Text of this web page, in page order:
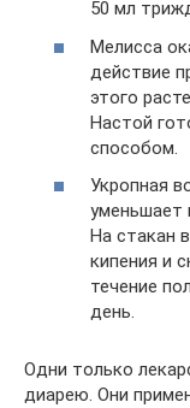
50 мл
Мелисса
действие
этого
Настой
способом.
Укропная
уменьшает
На стакан
кипения и
течение
день.
Одни только
диарею. Они